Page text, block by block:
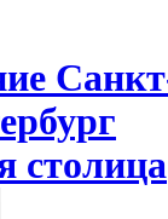
столица